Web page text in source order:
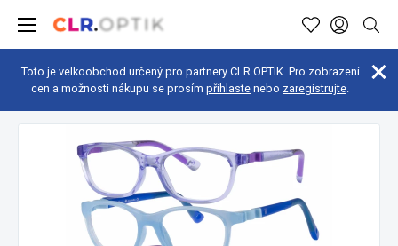
Toto je velkoobchod určený pro partnery CLR OPTIK. Pro zobrazení
cen a možnosti nákupu se prosím přihlaste nebo zaregistrujte.
Dětské brýle